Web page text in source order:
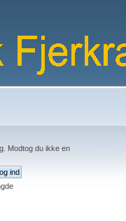
Modtog du ikke en